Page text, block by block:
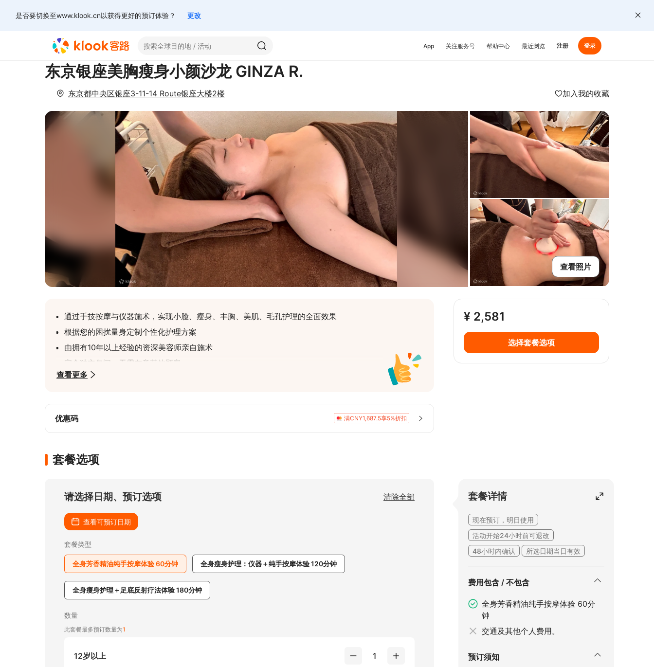
是否要切换至www.klook.cn以获得更好的预订体验？ 更改
App 关注服务号 帮助中心 最近浏览 注册 登录
东京银座美胸瘦身小颜沙龙 GINZA R.
东京都中央区银座3-11-14 Route银座大楼2楼 加入我的收藏
查看照片
¥ 2,581
选择套餐选项
通过手技按摩与仪器施术，实现小脸、瘦身、丰胸、美肌、毛孔护理的全面效果
根据您的困扰量身定制个性化护理方案
由拥有10年以上经验的资深美容师亲自施术
完全独立包间，无需在意其他顾客
一次施术效果显著！施术后立刻可见效果，广受好评
查看更多
优惠码 满CNY1,687.5享5%折扣
套餐选项
请选择日期、预订选项 清除全部
查看可预订日期
套餐类型
全身芳香精油纯手按摩体验 60分钟 全身瘦身护理：仪器＋纯手按摩体验 120分钟
全身瘦身护理＋足底反射疗法体验 180分钟
数量
此套餐最多预订数量为1
12岁以上 1
套餐详情
现在预订，明日使用
活动开始24小时前可退改
48小时内确认
所选日期当日有效
费用包含 / 不包含
全身芳香精油纯手按摩体验 60分
钟
交通及其他个人费用。
预订须知